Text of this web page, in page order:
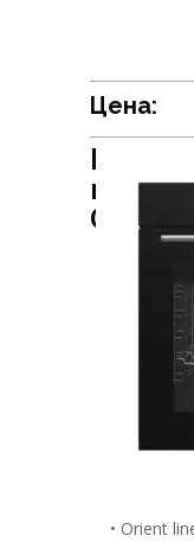
Цена:
шкаф
• Orient